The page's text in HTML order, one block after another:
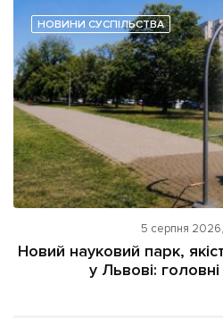
НОВИНИ СУСПІЛЬСТВА
5 серпня
Новий науковий парк,
у Львові: